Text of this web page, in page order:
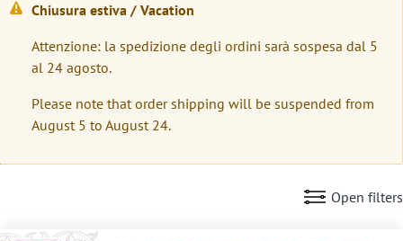
W
a
r
n
i
Chiusura estiva / Vacation
Attenzione: la spedizione degli ordini sarà sospesa dal 5
al 24 agosto.
Please note that order shipping will be suspended from
August 5 to August 24.
Open filters